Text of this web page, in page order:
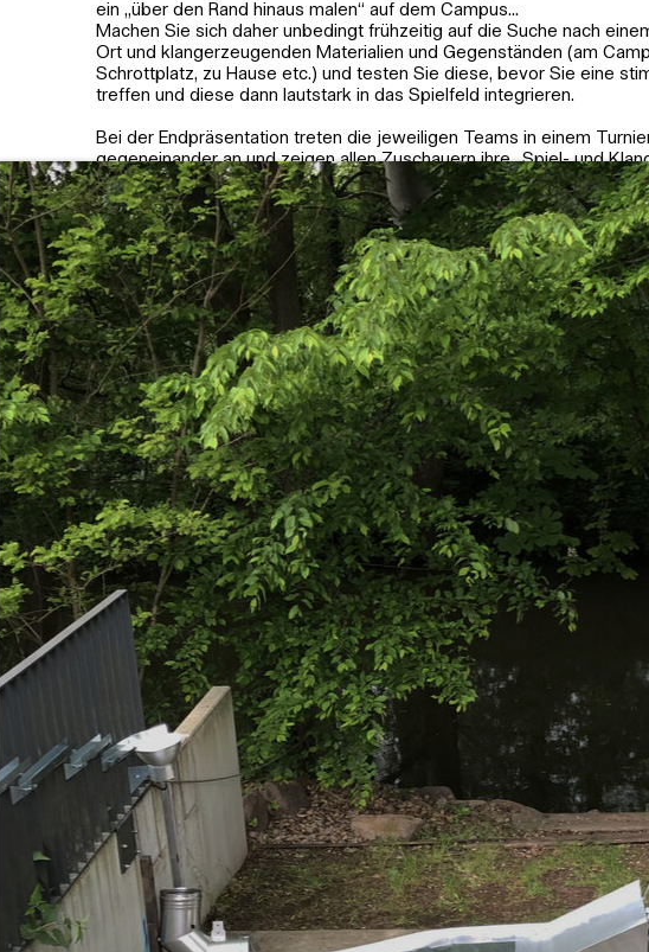
ein „über den Rand hinaus malen“ auf dem Campus...
Machen Sie sich daher unbedingt frühzeitig auf die Suche nach
Ort und klangerzeugenden Materialien und Gegenständen (am
Schrottplatz, zu Hause etc.) und testen Sie diese, bevor Sie eine
treffen und diese dann lautstark in das Spielfeld integrieren.
Bei der Endpräsentation treten die jeweiligen Teams in einem
gegeneinander an und zeigen allen Zuschauern ihre „Spiel- und